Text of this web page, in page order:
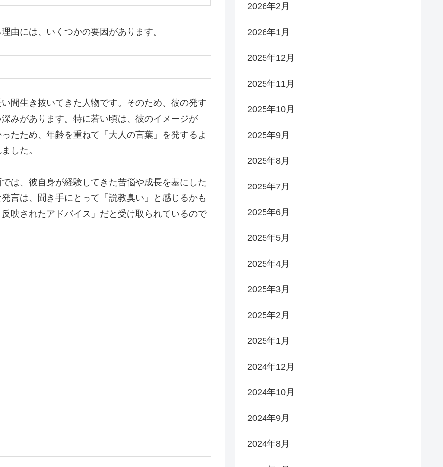
由には、いくつかの要因があります。
間生き抜いてきた人物です。そのため、彼の発す
みがあります。特に若い頃は、彼のイメージが
たため、年齢を重ねて「大人の言葉」を発するよ
した。
は、彼自身が経験してきた苦悩や成長を基にした
言は、聞き手にとって「説教臭い」と感じるかも
映されたアドバイス」だと受け取られているので
2026年2月
2026年1月
2025年12月
2025年11月
2025年10月
2025年9月
2025年8月
2025年7月
2025年6月
2025年5月
2025年4月
2025年3月
2025年2月
2025年1月
2024年12月
2024年10月
2024年9月
2024年8月